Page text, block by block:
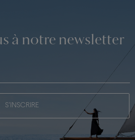
à notre newsletter
S'INSCRIRE